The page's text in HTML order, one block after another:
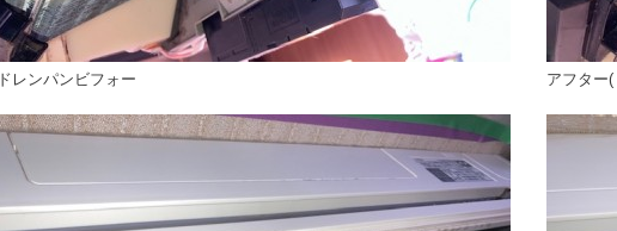
ドレンパンビフォー アフター